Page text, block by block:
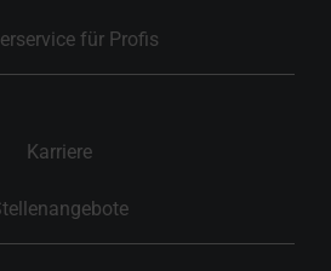
für Profis
Karriere